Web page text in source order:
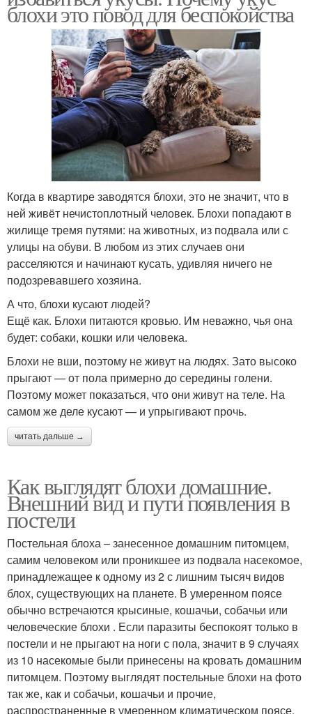
блохи это повод для беспокойства
Когда в квартире заводятся блохи, это не значит, что в
ней живёт нечистоплотный человек. Блохи попадают в
жилище тремя путями: на животных, из подвала или с
улицы на обуви. В любом из этих случаев они
расселяются и начинают кусать, удивляя ничего не
подозревавшего хозяина.
А что, блохи кусают людей?
Ещё как. Блохи питаются кровью. Им неважно, чья она
будет: собаки, кошки или человека.
Блохи не вши, поэтому не живут на людях. Зато высоко
прыгают — от пола примерно до середины голени.
Поэтому может показаться, что они живут на теле. На
самом же деле кусают — и упрыгивают прочь.
читать дальше →
Как выглядят блохи домашние.
Внешний вид и пути появления в
постели
Постельная блоха – занесенное домашним питомцем,
самим человеком или проникшее из подвала насекомое,
принадлежащее к одному из 2 с лишним тысяч видов
блох, существующих на планете. В умеренном поясе
обычно встречаются крысиные, кошачьи, собачьи или
человеческие блохи . Если паразиты беспокоят только в
постели и не прыгают на ноги с пола, значит в 9 случаях
из 10 насекомые были принесены на кровать домашним
питомцем. Поэтому выглядят постельные блохи на фото
так же, как и собачьи, кошачьи и прочие,
распространенные в умеренном климатическом поясе.